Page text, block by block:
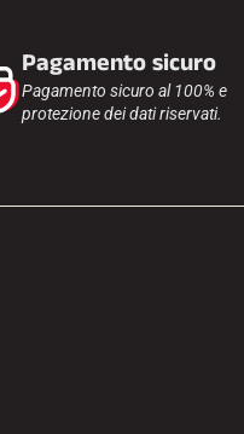
Pagamento sicuro
Pagamento sicuro al 100% e
protezione dei dati riservati.